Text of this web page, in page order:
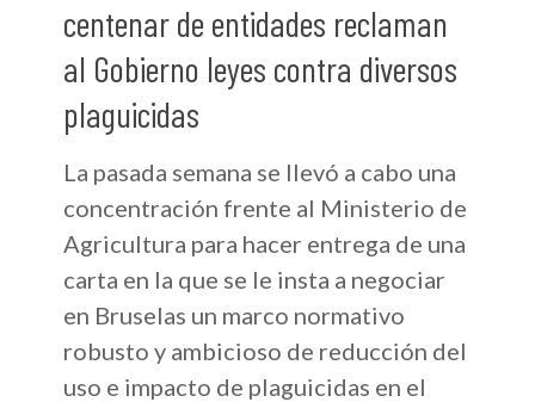
centenar de entidades reclaman
al Gobierno leyes contra diversos
plaguicidas
La pasada semana se llevó a cabo una
concentración frente al Ministerio de
Agricultura para hacer entrega de una
carta en la que se le insta a negociar
en Bruselas un marco normativo
robusto y ambicioso de reducción del
uso e impacto de plaguicidas en el